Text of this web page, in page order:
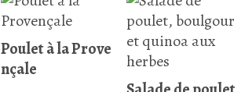
Poulet à la Prove
nçale